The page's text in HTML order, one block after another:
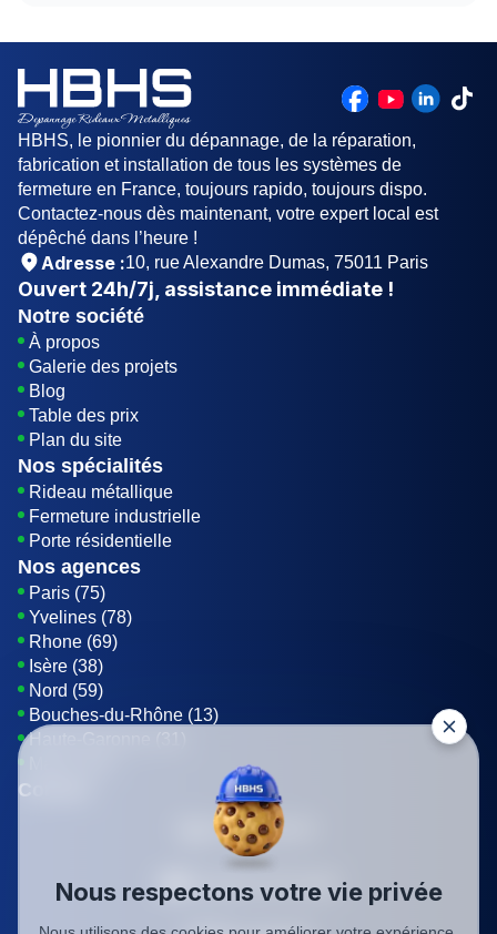
disposent d’un savoir-faire professionnel et
couvrent tout Paris pour vous apporter
rapidement toute l’assistance dont vous avez
besoin !
assureur. En fin connaisseur des prestations
artisanales, il dispose d'une liste de serruriers
agréés pour effectuer les travaux qu'il prend en
charge
HBHS, le pionnier du dépannage, de la réparation,
fabrication et installation de tous les systèmes de
fermeture en France, toujours rapido, toujours dispo.
Contactez-nous dès maintenant, votre expert local est
dépêché dans l’heure !
Adresse :10, rue Alexandre Dumas, 75011 Paris
Ouvert 24h/7j , assistance immédiate !
Notre société
À propos
Galerie des projets
Blog
Table des prix
Plan du site
Nos spécialités
Rideau métallique
Fermeture industrielle
Porte résidentielle
Nos agences
Paris (75)
Yvelines (78)
Rhone (69)
Isère (38)
Nord (59)
Bouches-du-Rhône (13)
Haute-Garonne (31)
Contact
01 85 42 08 07
Envoyer un E-mail
Nous respectons votre vie privée